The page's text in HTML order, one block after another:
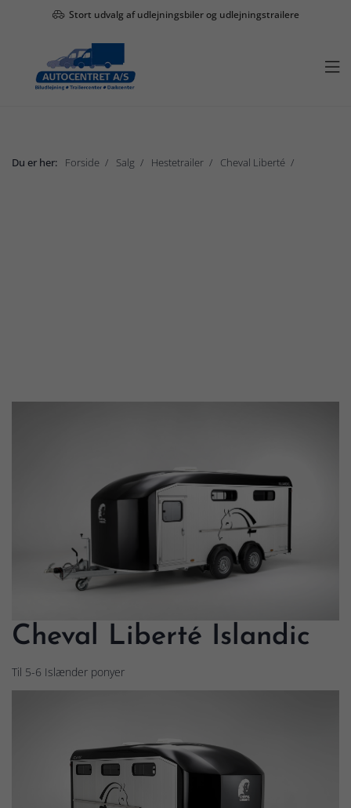
Stort udvalg af udlejningsbiler og udlejningstrailere

Du er her: Forside Salg Hestetrailer
Cheval Liberté
Cheval Liberté Islandic
Til 5-6 Islænder ponyer